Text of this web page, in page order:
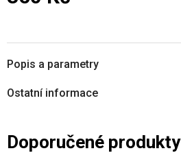
Popis a parametry
Ostatní informace
Doporučené produkty